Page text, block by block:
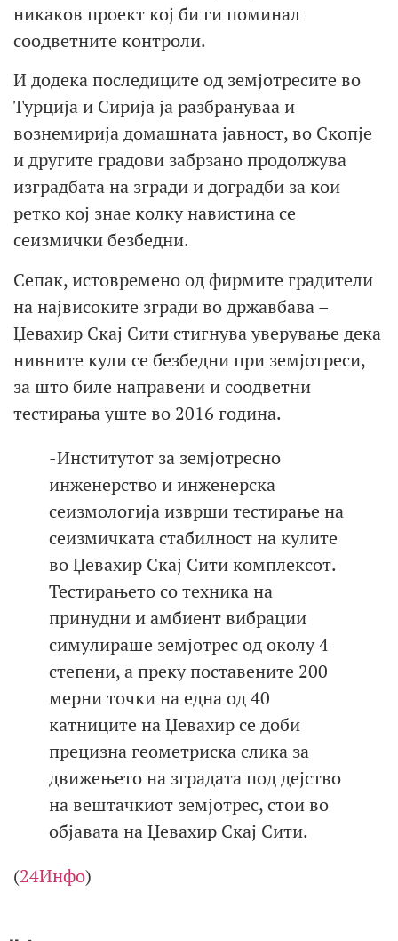
никаков проект кој би ги поминал
соодветните контроли.
И додека последиците од земјотресите во
Турција и Сирија ја разбрануваа и
вознемирија домашната јавност, во Скопје
и другите градови забрзано продолжува
изградбата на згради и доградби за кои
ретко кој знае колку навистина се
сеизмички безбедни.
Сепак, истовремено од фирмите градители
на највисоките згради во државбава –
Џевахир Скај Сити стигнува уверување дека
нивните кули се безбедни при земјотреси,
за што биле направени и соодветни
тестирања уште во 2016 година.
-Институтот за земјотресно
инженерство и инженерска
сеизмологија изврши тестирање на
сеизмичката стабилност на кулите
во Џевахир Скај Сити комплексот.
Тестирањето со техника на
принудни и амбиент вибрации
симулираше земјотрес од околу 4
степени, а преку поставените 200
мерни точки на една од 40
катниците на Џевахир се доби
прецизна геометриска слика за
движењето на зградата под дејство
на вештачкиот земјотрес, стои во
објавата на Џевахир Скај Сити.
(24Инфо)